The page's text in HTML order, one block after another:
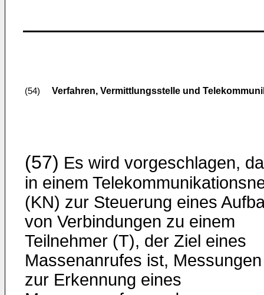
(54) Verfahren, Vermittlungsstelle und
(57) Es wird vorgeschlagen,
in einem
(KN) zur Steuerung eines
von Verbindungen zu einem
Teilnehmer (T), der Ziel eines
Massenanrufes ist, Messungen
zur Erkennung eines